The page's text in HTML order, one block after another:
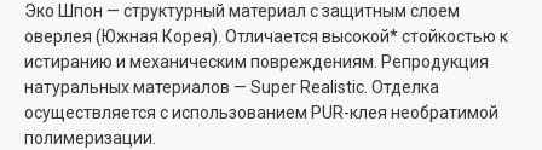
Эко Шпон — структурный материал с защитным слоем
оверлея (Южная Корея). Отличается высокой* стойкостью к
истиранию и механическим повреждениям. Репродукция
натуральных материалов — Super Realistic. Отделка
осуществляется с использованием PUR-клея необратимой
полимеризации.